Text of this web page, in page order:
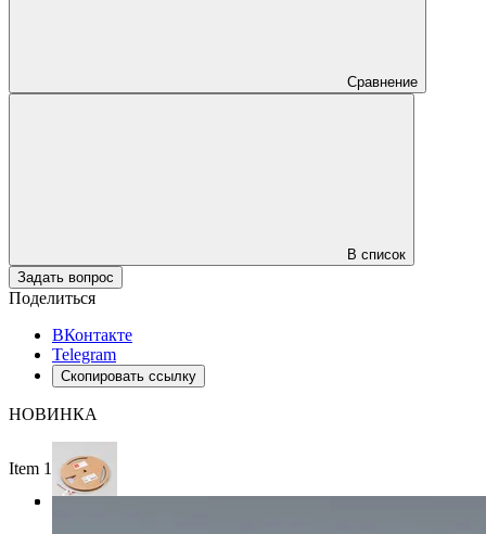
Сравнение
В список
Задать вопрос
Поделиться
ВКонтакте
Telegram
Скопировать ссылку
НОВИНКА
Item 1 of 3